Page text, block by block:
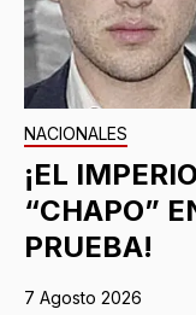
NACIONALES
¡EL
“CHAPO”
PRUEBA!
7 Agosto 2026